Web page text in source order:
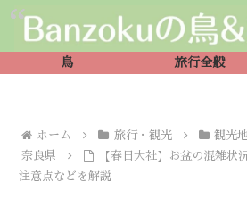
鳥 旅行全般
ホーム 旅行・観光
観光
奈良県
【春日大社】お盆の混雑状
注意点などを解説